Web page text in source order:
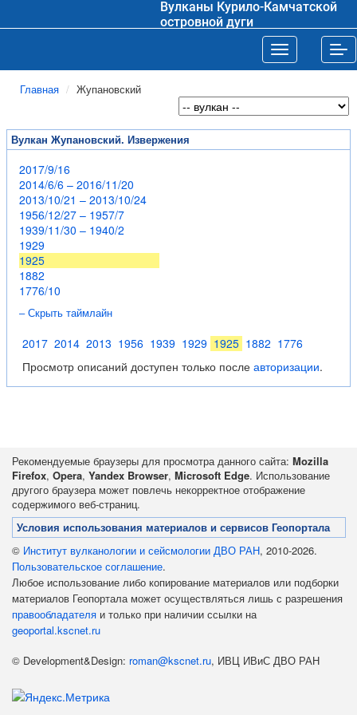
Вулканы Курило-Камчатской
островной дуги
Toggle
Главная Жупановский
Вулкан Жупановский. Извержения
2017/9/16
2014/6/6 – 2016/11/20
2013/10/21 – 2013/10/24
1956/12/27 – 1957/7
1939/11/30 – 1940/2
1929
1925
1882
1776/10
– Скрыть таймлайн
2017 2014 2013 1956 1939 1929 1925 1882 1776
Просмотр описаний доступен только после авторизации.
Рекомендуемые браузеры для просмотра данного сайта: Mozilla
Firefox, Opera, Yandex Browser, Microsoft Edge. Использование
другого браузера может повлечь некорректное отображение
содержимого веб-страниц.
Условия использования материалов и сервисов Геопортала
© Институт вулканологии и сейсмологии ДВО РАН, 2010-2026.
Пользовательское соглашение.
Любое использование либо копирование материалов или подборки
материалов Геопортала может осуществляться лишь с разрешения
правообладателя и только при наличии ссылки на
geoportal.kscnet.ru
© Development&Design: roman@kscnet.ru, ИВЦ ИВиС ДВО РАН